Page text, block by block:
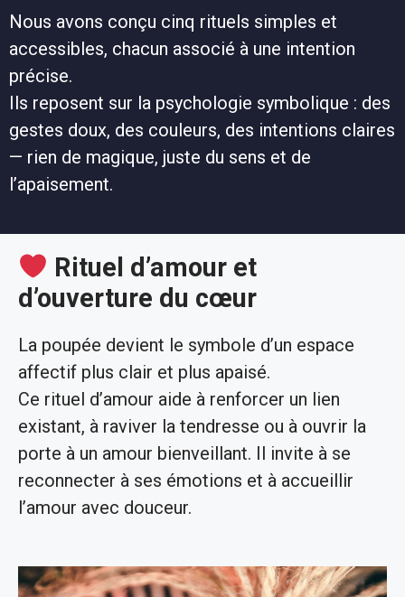
Nous avons conçu cinq rituels simples et
accessibles, chacun associé à une intention
précise.
Ils reposent sur la psychologie symbolique : des
gestes doux, des couleurs, des intentions claires
— rien de magique, juste du sens et de
l’apaisement.
Rituel d’amour et
d’ouverture du cœur
La poupée devient le symbole d’un espace
affectif plus clair et plus apaisé.
Ce rituel d’amour aide à renforcer un lien
existant, à raviver la tendresse ou à ouvrir la
porte à un amour bienveillant. Il invite à se
reconnecter à ses émotions et à accueillir
l’amour avec douceur.